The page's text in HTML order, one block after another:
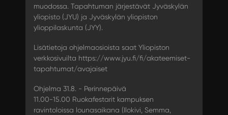
muodossa. Tapahtuman järjestävät Jyväskylän
yliopisto (JYU) ja Jyväskylän yliopiston
ylioppilaskunta (JYY).
Lisätietoja ohjelmaosioista saat Yliopiston
verkkosivuilta https://www.jyu.fi/fi/akateemiset-
tapahtumat/avajaiset
Ohjelma 31.8. - Perinnepäivä
11.00-15.00 Ruokafestarit kampuksen
ravintoloissa lounasaikana (Ilokivi, Semma,